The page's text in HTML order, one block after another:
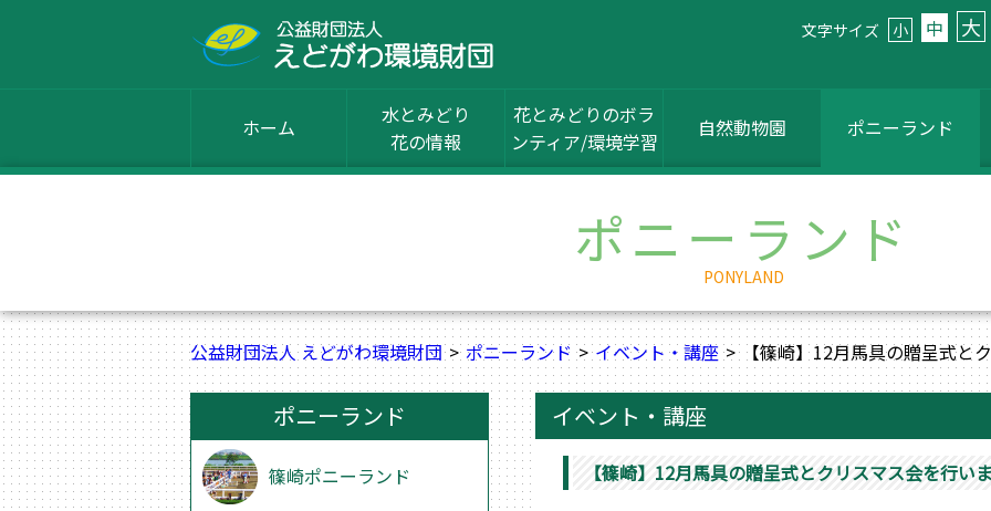
文字サイズ 小 中 大
ホーム
水とみどり
花の情報
花とみどりのボラ
ンティア/環境学習
自然動物園 ポニーランド
ポニーランド
PONYLAND
公益財団法人 えどがわ環境財団 ポニーランド イベント・講座 【篠崎】12月馬具の贈呈式と
イベント・講座
【篠崎】12月馬具の贈呈式とクリスマス会を行い
ポニーランド
篠崎ポニーランド